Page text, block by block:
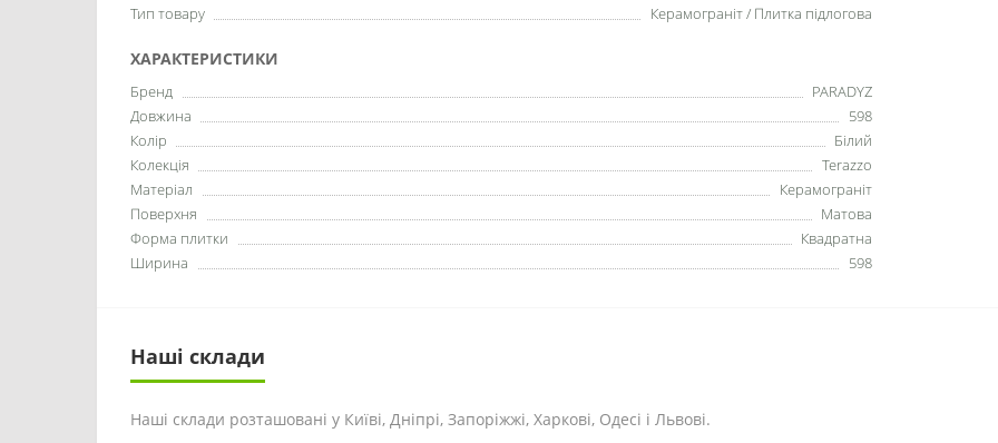
Тип товару
Керамограніт / Плитка підлогова
ХАРАКТЕРИСТИКИ
Бренд
PARADYZ
Довжина
598
Колір
Білий
Колекція
Terazzo
Матеріал
Керамограніт
Поверхня
Матова
Форма плитки
Квадратна
Ширина
598
Наші склади
Наші склади розташовані у Київі, Дніпрі, Запоріжжі, Харкові, Одесі і Львові.